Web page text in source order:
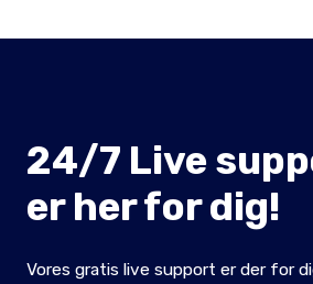
24/7 Live
er her for dig!
Vores gratis live support er der for